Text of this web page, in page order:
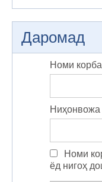
Даромад
Номи
Ниҳонвожа
Номи
ёд нигоҳ